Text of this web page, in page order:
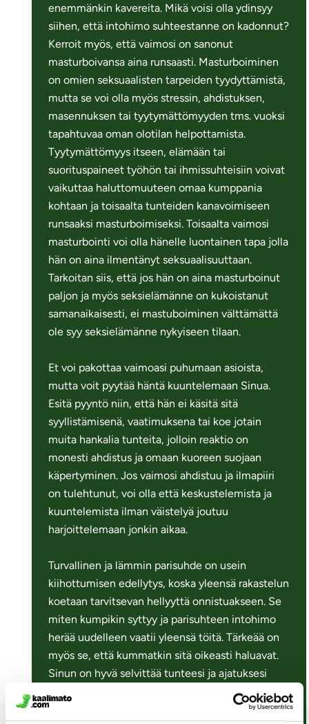
enemmänkin kavereita. Mikä voisi olla ydinsyy
siihen, että intohimo suhteestanne on kadonnut?
Kerroit myös, että vaimosi on sanonut
masturboivansa aina runsaasti. Masturboiminen
on omien seksuaalisten tarpeiden tyydyttämistä,
mutta se voi olla myös stressin, ahdistuksen,
masennuksen tai tyytymättömyyden tms. vuoksi
tapahtuvaa oman olotilan helpottamista.
Tyytymättömyys itseen, elämään tai
suorituspaineet työhön tai ihmissuhteisiin voivat
vaikuttaa haluttomuuteen omaa kumppania
kohtaan ja toisaalta tunteiden kanavoimiseen
runsaaksi masturboimiseksi. Toisaalta vaimosi
masturbointi voi olla hänelle luontainen tapa jolla
hän on aina ilmentänyt seksuaalisuuttaan.
Tarkoitan siis, että jos hän on aina masturboinut
paljon ja myös seksielämänne on kukoistanut
samanaikaisesti, ei mastuboiminen välttämättä
ole syy seksielämänne nykyiseen tilaan.
Et voi pakottaa vaimoasi puhumaan asioista,
mutta voit pyytää häntä kuuntelemaan Sinua.
Esitä pyyntö niin, että hän ei käsitä sitä
syyllistämisenä, vaatimuksena tai koe jotain
muita hankalia tunteita, jolloin reaktio on
monesti ahdistus ja omaan kuoreen suojaan
käpertyminen. Jos vaimosi ahdistuu ja ilmapiiri
on tulehtunut, voi olla että keskustelemista ja
kuuntelemista ilman väistelyä joutuu
harjoittelemaan jonkin aikaa.
Turvallinen ja lämmin parisuhde on usein
kiihottumisen edellytys, koska yleensä rakastelun
koetaan tarvitsevan hellyyttä onnistuakseen. Se
miten kumpikin syttyy ja parisuhteen intohimo
herää uudelleen vaatii yleensä töitä. Tärkeää on
myös se, että kummatkin sitä oikeasti haluavat.
Sinun on hyvä selvittää tunteesi ja ajatuksesi
ensin itsellesi. Mieti myös mitä kaikkea sinä voisit
tehdä, jotta auttaisit vaimoasi pääsemään